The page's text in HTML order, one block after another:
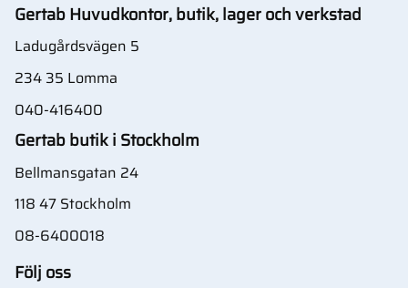
Gertab Huvudkontor, butik, lager och verkstad
Ladugårdsvägen 5
234 35 Lomma
040-416400
Gertab butik i Stockholm
Bellmansgatan 24
118 47 Stockholm
08-6400018
Följ oss